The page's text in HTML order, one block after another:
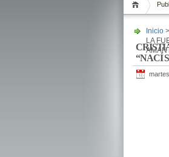
Inicio >
LA
“NACÍ